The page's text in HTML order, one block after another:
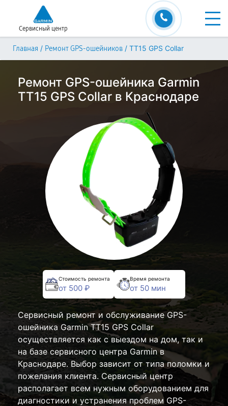
Сервисный центр
Главная / Ремонт GPS-ошейников / TT15 GPS Collar
Ремонт GPS-ошейника Garmin
TT15 GPS Collar в Краснодаре
Стоимость ремонта
от 500 ₽
Время ремонта
от 50 мин
Сервисный ремонт и обслуживание GPS-
ошейника Garmin TT15 GPS Collar
осуществляется как с выездом на дом, так и
на базе сервисного центра Garmin в
Краснодаре. Выбор зависит от типа поломки и
пожелания клиента. Сервисный центр
располагает всем нужным оборудованием для
диагностики и устранения проблем GPS-